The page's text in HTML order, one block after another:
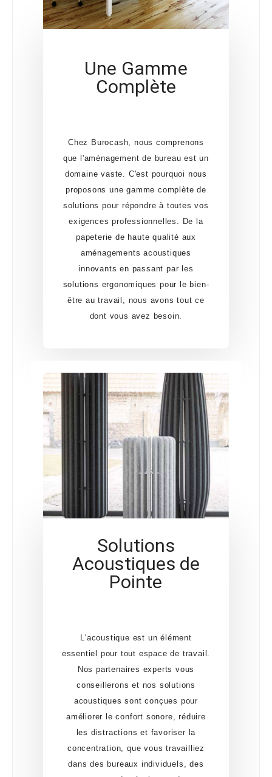
Une Gamme
Complète
Chez Burocash, nous comprenons
que l'aménagement de bureau est un
domaine vaste. C'est pourquoi nous
proposons une gamme complète de
solutions pour répondre à toutes vos
exigences professionnelles. De la
papeterie de haute qualité aux
aménagements acoustiques
innovants en passant par les
solutions ergonomiques pour le bien-
être au travail, nous avons tout ce
dont vous avez besoin.
Solutions
Acoustiques de
Pointe
L'acoustique est un élément
essentiel pour tout espace de travail.
Nos partenaires experts vous
conseillerons et nos solutions
acoustiques sont conçues pour
améliorer le confort sonore, réduire
les distractions et favoriser la
concentration, que vous travailliez
dans des bureaux individuels, des